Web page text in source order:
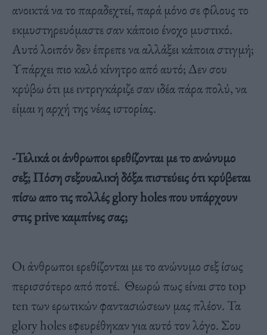
ανοικτά να το παραδεχτεί, παρά μόνο σε φίλους το
εκμυστηρευόμαστε σαν κάποιο ένοχο μυστικό.
Αυτό λοιπόν δεν έπρεπε να αλλάξει κάποια στιγμή;
Υπάρχει πιο καλό κίνητρο από αυτό; Δεν σου
κρύβω ότι με ιντριγκάριζε σαν ιδέα πάρα πολύ, να
είμαι η αρχή της νέας ιστορίας.
-Τελικά οι άνθρωποι ερεθίζονται με το ανώνυμο
σεξ; Πόση σεξουαλική δόξα πιστεύεις ότι κρύβεται
πίσω απο τις πολλές glory holes που υπάρχουν
στις prive καμπίνες σας;
Οι άνθρωποι ερεθίζονται με το ανώνυμο σεξ ίσως
περισσότερο από ποτέ. Θεωρώ πως είναι στο top
ten των ερωτικών φαντασιώσεων μας πλέον. Τα
glory holes εφευρέθηκαν για αυτό τον λόγο. Σου